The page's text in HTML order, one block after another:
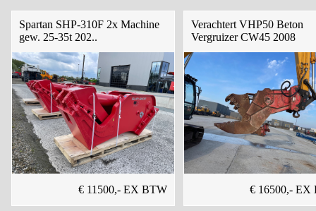
Spartan SHP-310F 2x Machine
gew. 25-35t 202..
€ 11500,- EX BTW
Verachtert VHP50 Beton
Vergruizer CW45 2008
€ 16500,- EX